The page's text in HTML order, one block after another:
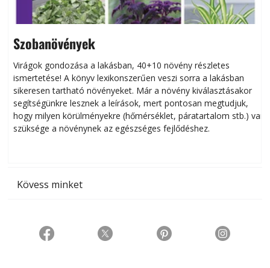
Szobanövények
Virágok gondozása a lakásban, 40+10 növény részletes
ismertetése! A könyv lexikonszerűen veszi sorra a lakásban
sikeresen tart­ha­tó növényeket. Már a növény kiválasztásakor
segítségünkre lesznek a leírások, mert pontosan megtudjuk,
hogy milyen körülményekre (hőmérséklet, páratartalom stb.) van
szüksége a növénynek az egészséges fejlődéshez.
Kövess minket